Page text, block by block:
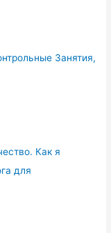
Занятия,
Как я
для